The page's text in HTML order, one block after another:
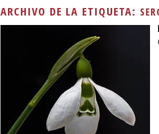
ARCHIVO DE LA ETIQUETA: